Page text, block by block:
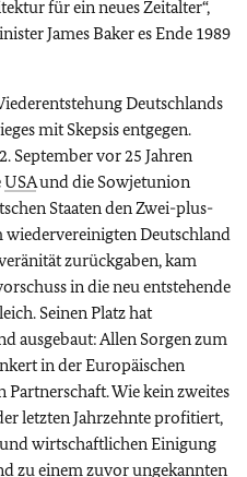
für ein neues Zeitalter“,
James Baker es Ende 1989
Deutschlands
mit Skepsis entgegen.
September vor 25 Jahren
USAund die Sowjetunion
Staaten den Zwei-plus-
wiedervereinigten Deutschland
zurückgaben, kam
in die neu entstehende
Seinen Platz hat
ausgebaut: Allen Sorgen zum
in der Europäischen
Wie kein zweites
letzten Jahrzehnte profitiert,
wirtschaftlichen Einigung
zu einem zuvor ungekannten